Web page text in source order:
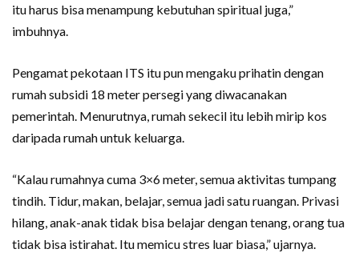
itu harus bisa menampung kebutuhan spiritual juga,”
imbuhnya.
Pengamat pekotaan ITS itu pun mengaku prihatin dengan
rumah subsidi 18 meter persegi yang diwacanakan
pemerintah. Menurutnya, rumah sekecil itu lebih mirip kos
daripada rumah untuk keluarga.
“Kalau rumahnya cuma 3×6 meter, semua aktivitas tumpang
tindih. Tidur, makan, belajar, semua jadi satu ruangan. Privasi
hilang, anak-anak tidak bisa belajar dengan tenang, orang tua
tidak bisa istirahat. Itu memicu stres luar biasa,” ujarnya.